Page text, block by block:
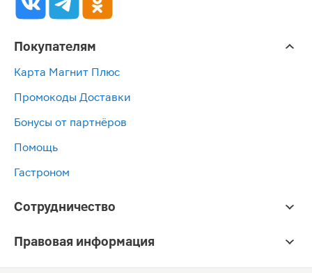
Покупателям
Карта Магнит Плюс
Промокоды Доставки
Бонусы от партнёров
Помощь
Гастроном
Сотрудничество
Правовая информация